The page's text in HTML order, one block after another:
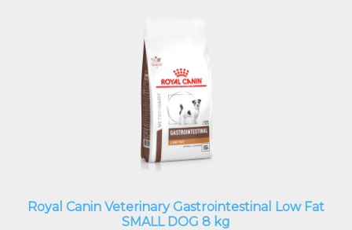
Royal Canin Veterinary Gastrointestinal Low Fat
SMALL DOG 8 kg